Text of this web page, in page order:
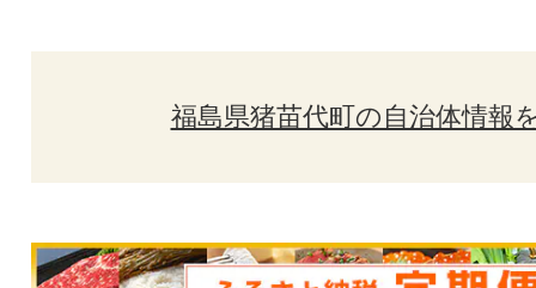
福島県猪苗代町の自治体情報